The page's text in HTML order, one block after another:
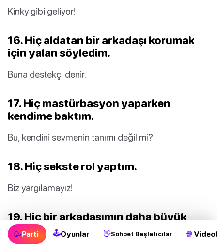
Kinky gibi geliyor!
16. Hiç aldatan bir arkadaşı korumak
için yalan söyledim.
Buna destekçi denir.
17. Hiç mastürbasyon yaparken
kendime baktım.
Bu, kendini sevmenin tanımı değil mi?
18. Hiç sekste rol yaptım.
Biz yargılamayız!
19. Hiç bir arkadaşımın daha büyük
kardeşiyle öpüştüm.
🥳Parti 🕹Oyunlar 👋Sohbet Başlatıcılar 🍿